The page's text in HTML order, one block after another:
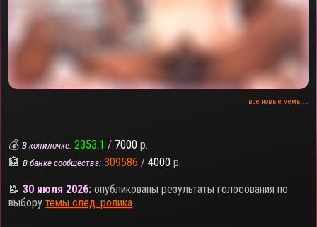
все новые мемы...
💰В копилочке: 2353.1 / 7000 р.
🏦В банке сообщества: 309586 / 4000 р.
📝30 июля 2026: опубликованы результаты голосования по
выборутемы след. ролика